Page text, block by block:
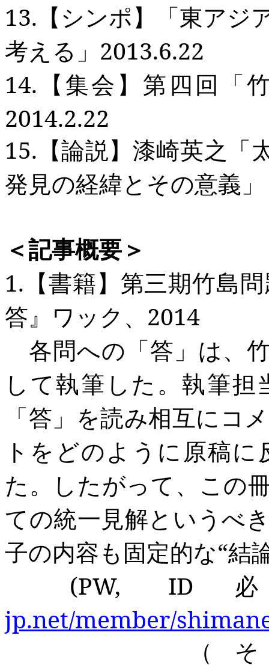
13. 【シンポ】「東ア
考える」 2013.6.22
14. 【集会】第四回「
2014.2.22
15. 【論説】漆崎英之
発見の経緯とその意義
＜記事概要＞
1. 【書籍】第三期竹島
答』ワック、 2014
各問への「答」は、
して執筆した。執筆
「答」を読み相互にコ
トをどのように原稿
た。したがって、この
ての統一見解というべ
子の内容も固定的な“結
(PW, ID
jp.net/member/
（そ